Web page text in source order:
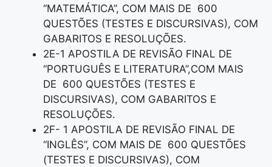
“MATEMÁTICA”, COM MAIS DE 600
QUESTÕES (TESTES E DISCURSIVAS), COM
GABARITOS E RESOLUÇÕES.
2E-1 APOSTILA DE REVISÃO FINAL DE
“PORTUGUÊS E LITERATURA”,COM MAIS
DE 600 QUESTÕES (TESTES E
DISCURSIVAS), COM GABARITOS E
RESOLUÇÕES.
2F- 1 APOSTILA DE REVISÃO FINAL DE
“INGLÊS”, COM MAIS DE 600 QUESTÕES
(TESTES E DISCURSIVAS), COM